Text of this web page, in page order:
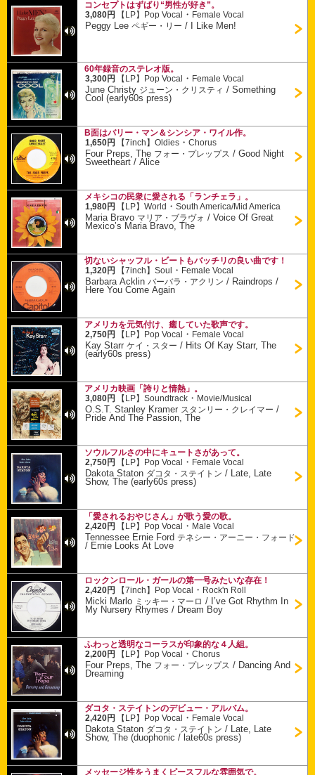
コンセプトはずばり“男性が好き”。
3,080円
【LP】 Pop Vocal ・ Female Vocal
Peggy Leeペギー・リー / I Like Men!
60年録音のステレオ版。
3,300円
【LP】 Pop Vocal ・ Female Vocal
June Christy ジューン・クリスティ /Something
Cool (early60s press)
B面はバリー・マン＆シンシア・ワイル作。
1,650円
【7inch】Oldies ・Chorus
Four Preps, The フォー・プレップス /Good Night
Sweetheart / Alice
メキシコの民衆に愛される「ランチェラ」。
1,980円
【LP】World ・South America/Mid America
Maria Bravo マリア・ブラヴォ /Voice Of Great
Mexico’s Maria Bravo, The
切ないシャッフル・ビートもバッチリの良い曲です！
1,320円
【7inch】Soul ・ Female Vocal
Barbara Acklinバーバラ・アクリン / Raindrops /
Here You Come Again
アメリカを元気付け、癒していた歌声です。
2,750円
【LP】 Pop Vocal ・ Female Vocal
Kay Starrケイ・スター / Hits Of Kay Starr, The
(early60s press)
アメリカ映画「誇りと情熱」。
3,080円
【LP】Soundtrack ・ Movie/Musical
O.S.T. Stanley Kramer スタンリー・クレイマー /
Pride And The Passion, The
ソウルフルさの中にキュートさがあって。
2,750円
【LP】 Pop Vocal ・ Female Vocal
Dakota Staton ダコタ・ステイトン / Late, Late
Show, The (early60s press)
「愛されるおやじさん」が歌う愛の歌。
2,420円
【LP】 Pop Vocal ・ Male Vocal
Tennessee Ernie Ford テネシー・アーニー・フォード
/ Ernie Looks At Love
ロックンロール・ガールの第一号みたいな存在！
2,420円
【7inch】 Pop Vocal ・ Rock'n Roll
Micki Marlo ミッキー・マーロ / I’ve Got Rhythm In
My Nursery Rhymes / Dream Boy
ふわっと透明なコーラスが印象的な４人組。
2,200円
【LP】 Pop Vocal ・Chorus
Four Preps, The フォー・プレップス / Dancing And
Dreaming
ダコタ・ステイトンのデビュー・アルバム。
2,420円
【LP】 Pop Vocal ・ Female Vocal
Dakota Staton ダコタ・ステイトン / Late, Late
Show, The (duophonic / late60s press)
メッセージ性をうまくピースフルな雰囲気で。